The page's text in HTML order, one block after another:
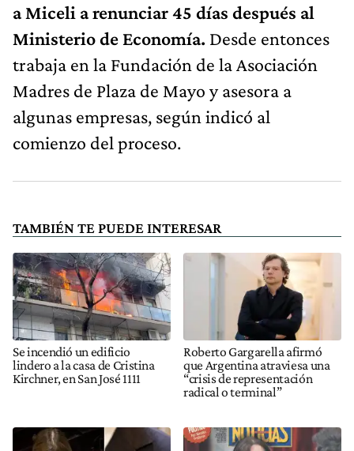
a Miceli a renunciar 45 días después al
Ministerio de Economía. Desde entonces
trabaja en la Fundación de la Asociación
Madres de Plaza de Mayo y asesora a
algunas empresas, según indicó al
comienzo del proceso.
TAMBIÉN TE PUEDE INTERESAR
Se incendió un edificio
lindero a la casa de Cristina
Kirchner, en San José 1111
Roberto Gargarella afirmó
que Argentina atraviesa una
“crisis de representación
radical o terminal”